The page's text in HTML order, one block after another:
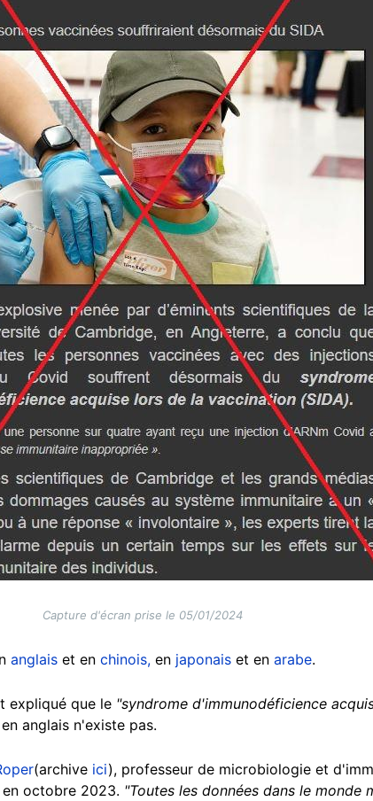
Capture d'écran prise le 05/01/2024
anglais et en chinois, en japonais et en arabe.
expliqué que le "syndrome d'immunodéficience
anglais n'existe pas.
(archive ici), professeur de microbiologie et
octobre 2023. "Toutes les données dans le monde